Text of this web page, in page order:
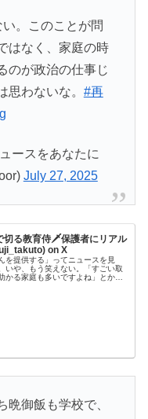
。このことが問
はなく、家庭の時
のが政治の仕事じ
思わないな。 #再
ースをあなたに
July 27, 2025
切る教育侍🗡️保護者にリアル
on X
を提供する」ってニュースを見
いや、もう笑えない。「すごい取
かる家庭も多いですよね」とか、
御飯も学校で、